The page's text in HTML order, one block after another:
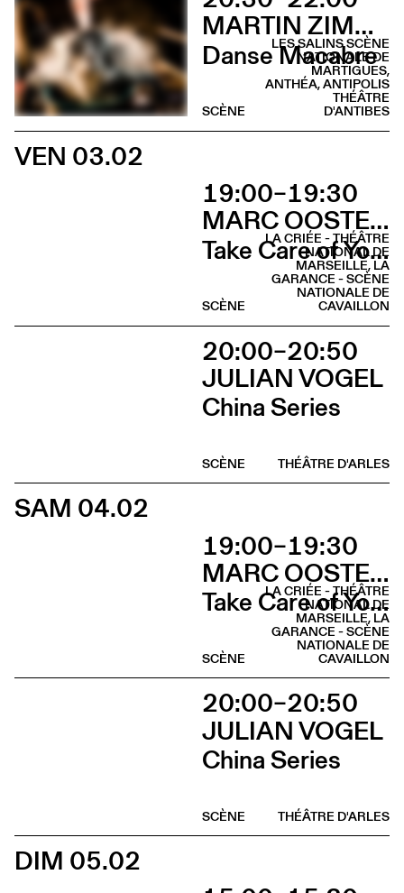
MARTIN ZIMMERMANN
Danse Macabre
LES SALINS SCÈNE
NATIONALE DE
MARTIGUES,
ANTHÉA, ANTIPOLIS
THÉÂTRE
D'ANTIBES
SCÈNE
VEN 03.02
19:00–19:30
MARC OOSTERHOFF
Take Care of Yourself
LA CRIÉE - THÉÂTRE
NATIONAL DE
MARSEILLE, LA
GARANCE - SCÈNE
NATIONALE DE
CAVAILLON
SCÈNE
20:00–20:50
JULIAN VOGEL
China Series
THÉÂTRE D'ARLES
SCÈNE
SAM 04.02
19:00–19:30
MARC OOSTERHOFF
Take Care of Yourself
LA CRIÉE - THÉÂTRE
NATIONAL DE
MARSEILLE, LA
GARANCE - SCÈNE
NATIONALE DE
CAVAILLON
SCÈNE
20:00–20:50
JULIAN VOGEL
China Series
THÉÂTRE D'ARLES
SCÈNE
DIM 05.02